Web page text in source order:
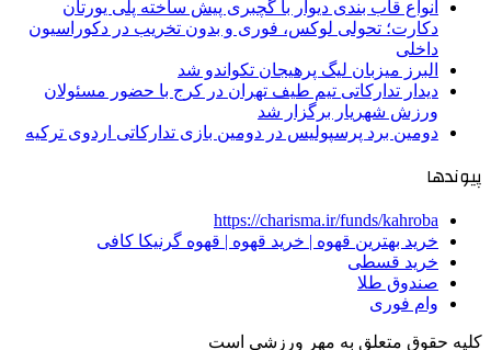
انواع قاب بندی دیوار با گچبری پیش ساخته پلی یورتان
دکارت؛ تحولی لوکس، فوری و بدون تخریب در دکوراسیون
داخلی
البرز میزبان لیگ پرهیجان تکواندو شد
دیدار تدارکاتی تیم طیف تهران در کرج با حضور مسئولان
ورزش شهریار برگزار شد
دومین برد پرسپولیس در دومین بازی تدارکاتی اردوی ترکیه
پیوندها
https://charisma.ir/funds/kahroba
خرید بهترین قهوه | خرید قهوه | قهوه گرنیکا کافی
خرید قسطی
صندوق طلا
وام فوری
کلیه حقوق متعلق به مهر ورزشی است